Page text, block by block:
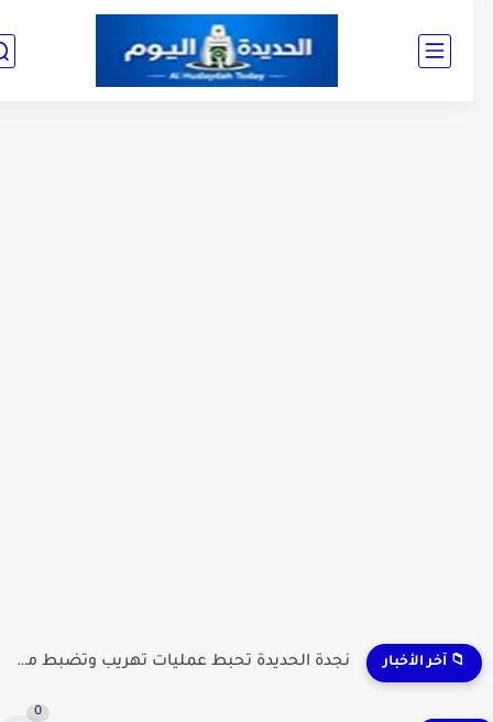
📁 آخر الأخبار نجدة الحديدة تحبط عمليات تهريب وتضبط مطلوبين وشحنات مواد...